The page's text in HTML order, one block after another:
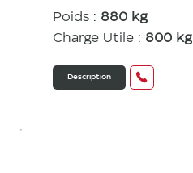
Poids : 880 kg
Charge Utile : 800 kg
Description